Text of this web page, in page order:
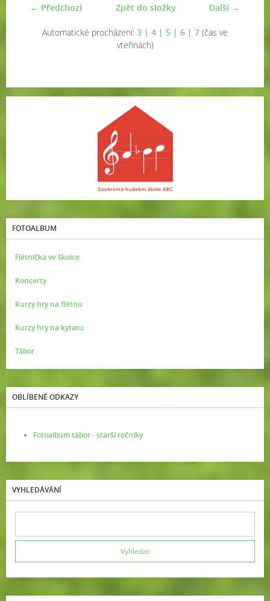
← Předchozí Další →
Zpět do složky
Automatické procházení: 3 | 4 | 5 | 6 | 7 (čas ve
vteřinách)
FOTOALBUM
Flétnička ve školce
Koncerty
Kurzy hry na flétnu
Kurzy hry na kytaru
Tábor
OBLÍBENÉ ODKAZY
Fotoalbum tábor - starší ročníky
VYHLEDÁVÁNÍ